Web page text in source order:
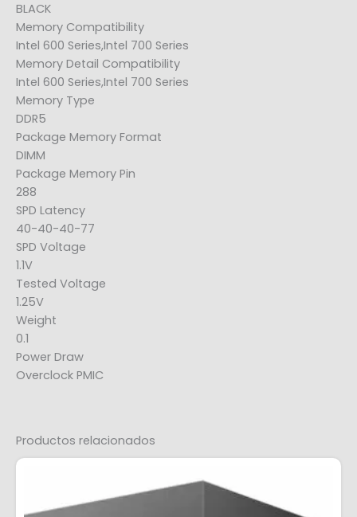
BLACK
Memory Compatibility
Intel 600 Series,Intel 700 Series
Memory Detail Compatibility
Intel 600 Series,Intel 700 Series
Memory Type
DDR5
Package Memory Format
DIMM
Package Memory Pin
288
SPD Latency
40-40-40-77
SPD Voltage
1.1V
Tested Voltage
1.25V
Weight
0.1
Power Draw
Overclock PMIC
Productos relacionados